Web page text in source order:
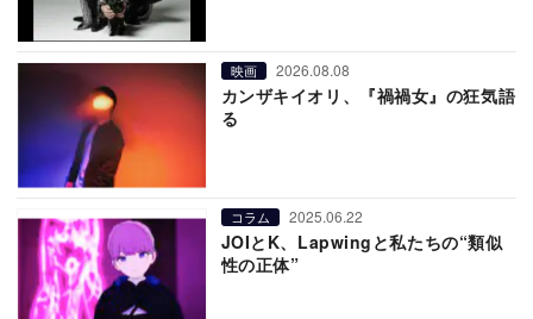
映画 2026.08.08
カンザキイオリ、『禍禍女』の狂気語
る
コラム 2025.06.22
JOIとK、Lapwingと私たちの“類似
性の正体”